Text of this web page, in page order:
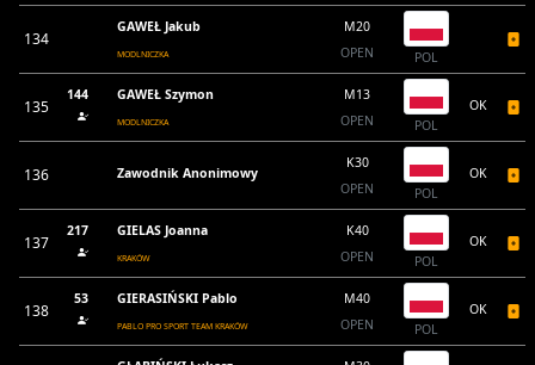
134
GAWEŁ Jakub
MODLNICZKA
M20
OPEN
POL
135
144 GAWEŁ Szymon
MODLNICZKA
M13
OPEN
POL
OK
136 Zawodnik Anonimowy
K30
OPEN
POL
OK
137
217 GIELAS Joanna
KRAKÓW
K40
OPEN
POL
OK
138
53 GIERASIŃSKI Pablo
PABLO PRO SPORT TEAM KRAKÓW
M40
OPEN
POL
OK